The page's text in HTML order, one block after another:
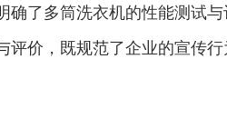
确了多筒洗衣机的性能测试
评价，既规范了企业的宣传